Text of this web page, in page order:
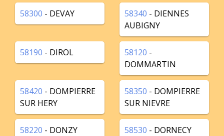
58300 - DEVAY 58340 - DIENNES
AUBIGNY
58190 - DIROL 58120 -
DOMMARTIN
58420 - DOMPIERRE
SUR HERY
58350 - DOMPIERRE
SUR NIEVRE
58220 - DONZY 58530 - DORNECY